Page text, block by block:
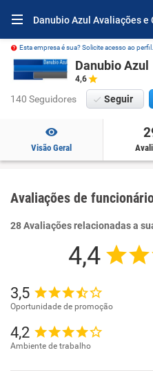
Danubio Azul Avaliações e
Esta empresa é sua? Solicite acesso ao perfil.
Danubio Azul
4,6
140 Seguidores Seguir
Visão Geral
Avaliações de
28 Avaliações relacionadas a
4,4
3,5
Oportunidade de promoção
4,2
Ambiente de trabalho